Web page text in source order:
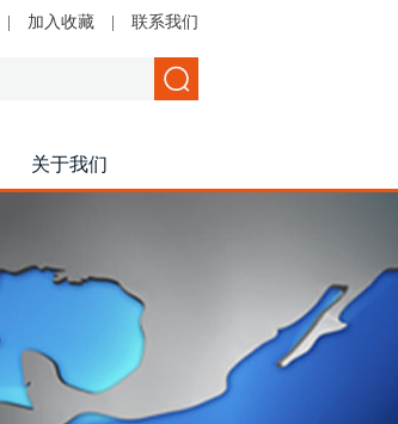
加入收藏 联系我们
关于我们